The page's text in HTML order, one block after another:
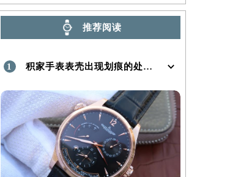
推荐阅读
1 积家手表表壳出现划痕的处理方法是什么！